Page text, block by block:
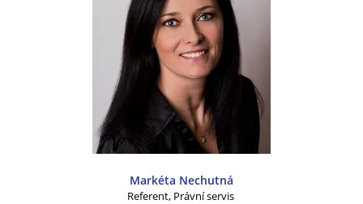
Markéta Nechutná
Referent, Právní servis